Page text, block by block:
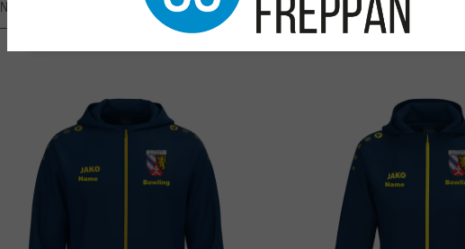
Nachhaltig Farbe Datenschutz Impressum